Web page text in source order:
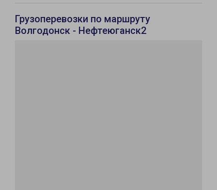
Грузоперевозки по маршруту
Волгодонск - Нефтеюганск2